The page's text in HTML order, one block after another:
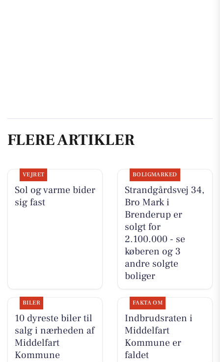
FLERE ARTIKLER
VEJRET
Sol og varme bider
sig fast
BOLIGMARKED
Strandgårdsvej 34,
Bro Mark i
Brenderup er
solgt for
2.100.000 - se
køberen og 3
andre solgte
boliger
BILER
10 dyreste biler til
salg i nærheden af
Middelfart
Kommune
FAKTA OM
Indbrudsraten i
Middelfart
Kommune er
faldet